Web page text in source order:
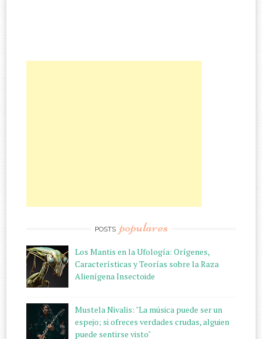
POSTS populares
Los Mantis en la Ufología: Orígenes,
Características y Teorías sobre la Raza
Alienígena Insectoide
Mustela Nivalis: "La música puede ser un
espejo; si ofreces verdades crudas, alguien
puede sentirse visto"